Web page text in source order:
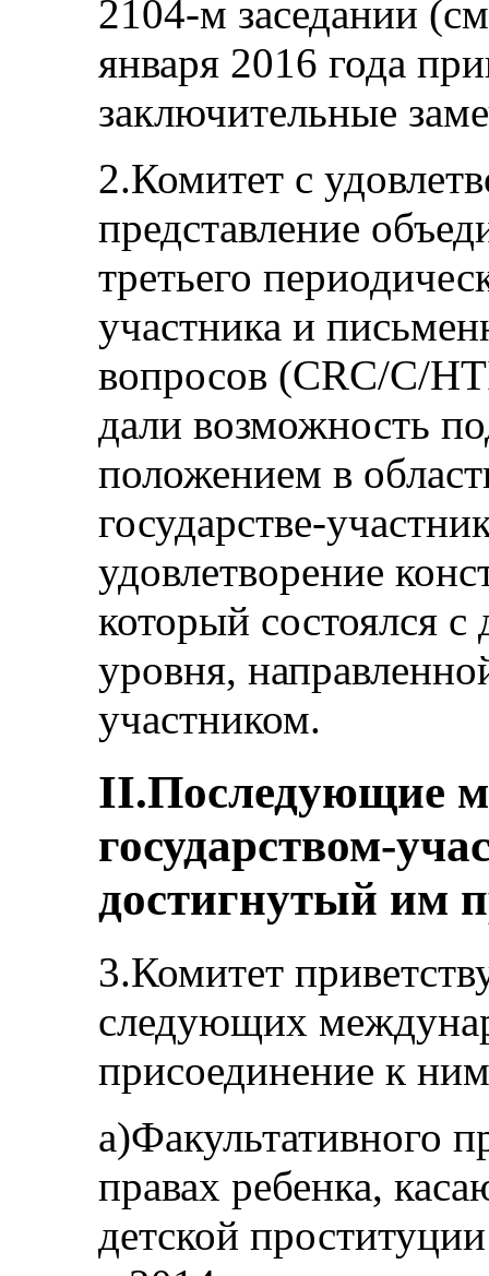
2104-м заседании
января 2016 года
заключительные
2.Комитет с
представление
третьего
участника и
вопросов (CRC/C/
дали возможность
положением в
государстве-
удовлетворение
который состоялся с
уровня,
участником.
II.Последующие
государством-
достигнутый им
3.Комитет
следующих
присоединение к
a)Факультативного
правах ребенка,
детской